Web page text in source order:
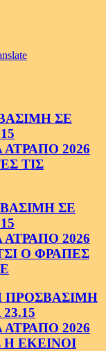
ΣΕ
2026
ΤΙΣ
ΣΕ
2026
Ο ΦΡΑΠΕΣ
ΠΡΟΣΒΑΣΙΜΗ
2026
Η ΕΚΕΙΝΟΙ